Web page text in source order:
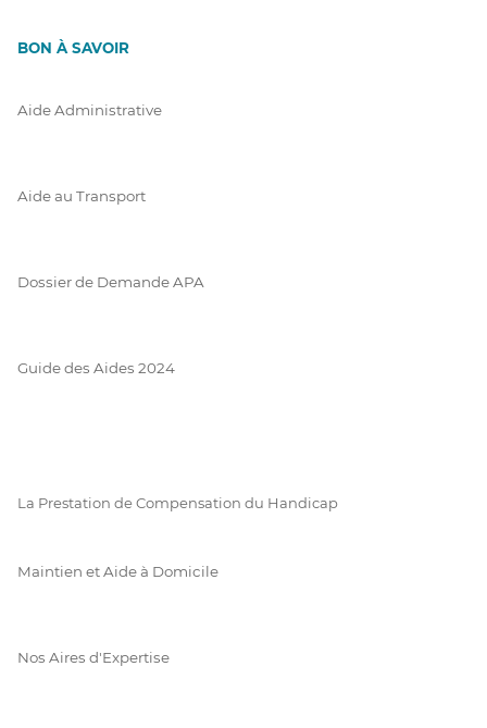
BON À SAVOIR
Aide Administrative
Aide au Transport
Dossier de Demande APA
Guide des Aides 2024
La Prestation de Compensation du Handicap
Maintien et Aide à Domicile
Nos Aires d'Expertise